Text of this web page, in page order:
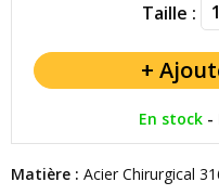
Taille :
En stock -
Matière : Acier Chirurgical